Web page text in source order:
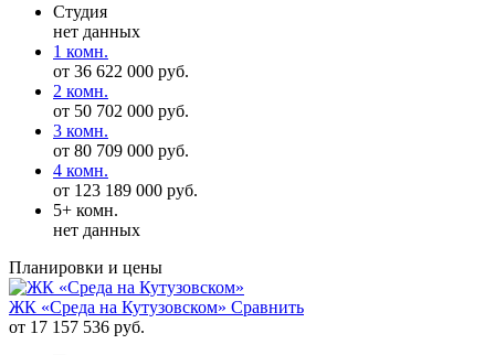
Студия
нет данных
1 комн.
от 36 622 000 руб.
2 комн.
от 50 702 000 руб.
3 комн.
от 80 709 000 руб.
4 комн.
от 123 189 000 руб.
5+ комн.
нет данных
Планировки и цены
ЖК «Среда на Кутузовском» Сравнить
от 17 157 536 руб.